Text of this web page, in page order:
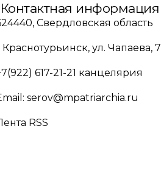
Контактная информация
Свердловская область
Краснотурьинск, ул. Чапаева, 7
617-21-21 канцелярия
serov@mpatriarchia.ru
RSS